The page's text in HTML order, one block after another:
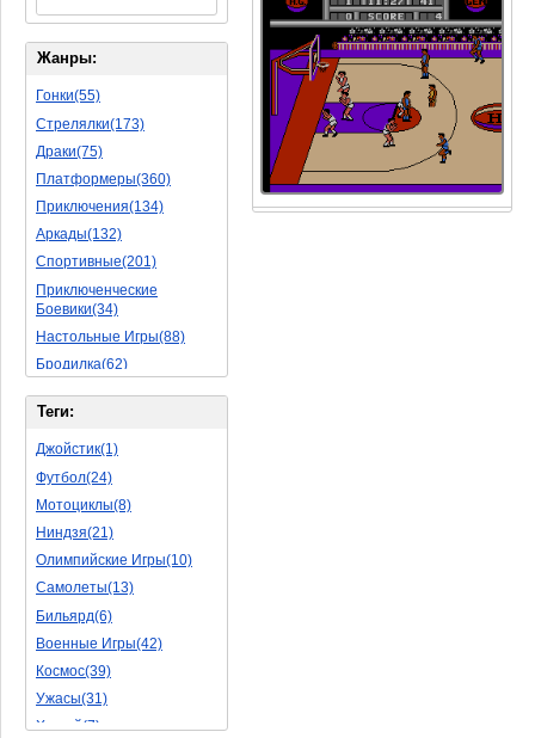
Жанры:
Гонки(55)
Стрелялки(173)
Драки(75)
Платформеры(360)
Приключения(134)
Аркады(132)
Спортивные(201)
Приключенческие
Боевики(34)
Настольные Игры(88)
Бродилка(62)
Стратегии(77)
Боевые RPG(50)
Симуляторы(31)
Леталки(24)
Симуляторы Жизни(76)
Уникальный(29)
Логические Игры(35)
Азартные(45)
Ролевые Игры(176)
Боевик(10)
Головоломка(11)
Rpg(14)
Пошаговые Игры(22)
Теги:
Джойстик(1)
Футбол(24)
Мотоциклы(8)
Ниндзя(21)
Олимпийские Игры(10)
Самолеты(13)
Бильярд(6)
Военные Игры(42)
Космос(39)
Ужасы(31)
Хоккей(7)